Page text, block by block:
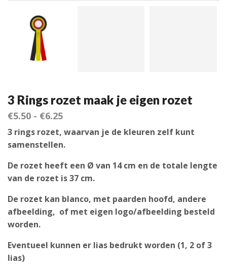
3 Rings rozet maak je eigen rozet
€5.50 - €6.25
3 rings rozet, waarvan je de kleuren zelf kunt
samenstellen.
De rozet heeft een Ø van 14 cm en de totale lengte
van de rozet is 37 cm.
De rozet kan blanco, met paarden hoofd, andere
afbeelding, of met eigen logo/afbeelding besteld
worden.
Eventueel kunnen er lias bedrukt worden (1, 2 of 3
lias)